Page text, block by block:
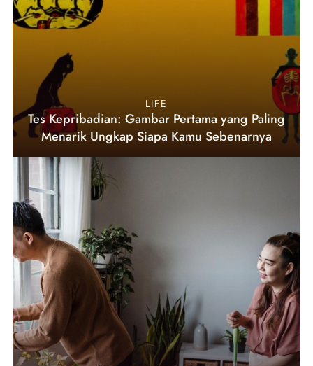
LIFE
Tes Kepribadian: Gambar Pertama yang Paling
Menarik Ungkap Siapa Kamu Sebenarnya